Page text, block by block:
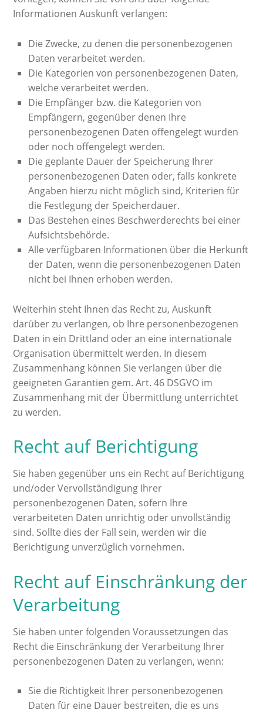
Informationen Auskunft verlangen:
Die Zwecke, zu denen die personenbezogenen
Daten verarbeitet werden.
Die Kategorien von personenbezogenen Daten,
welche verarbeitet werden.
Die Empfänger bzw. die Kategorien von
Empfängern, gegenüber denen Ihre
personenbezogenen Daten offengelegt wurden
oder noch offengelegt werden.
Die geplante Dauer der Speicherung Ihrer
personenbezogenen Daten oder, falls konkrete
Angaben hierzu nicht möglich sind, Kriterien für
die Festlegung der Speicherdauer.
Das Bestehen eines Beschwerderechts bei einer
Aufsichtsbehörde.
Alle verfügbaren Informationen über die Herkunft
der Daten, wenn die personenbezogenen Daten
nicht bei Ihnen erhoben werden.
Weiterhin steht Ihnen das Recht zu, Auskunft
darüber zu verlangen, ob Ihre personenbezogenen
Daten in ein Drittland oder an eine internationale
Organisation übermittelt werden. In diesem
Zusammenhang können Sie verlangen über die
geeigneten Garantien gem. Art. 46 DSGVO im
Zusammenhang mit der Übermittlung unterrichtet
zu werden.
Recht auf Berichtigung
Sie haben gegenüber uns ein Recht auf Berichtigung
und/oder Vervollständigung Ihrer
personenbezogenen Daten, sofern Ihre
verarbeiteten Daten unrichtig oder unvollständig
sind. Sollte dies der Fall sein, werden wir die
Berichtigung unverzüglich vornehmen.
Recht auf Einschränkung der
Verarbeitung
Sie haben unter folgenden Voraussetzungen das
Recht die Einschränkung der Verarbeitung Ihrer
personenbezogenen Daten zu verlangen, wenn:
Sie die Richtigkeit Ihrer personenbezogenen
Daten für eine Dauer bestreiten, die es uns